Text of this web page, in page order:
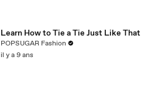
Learn How to Tie a Tie Just Like That
POPSUGAR Fashion
il y a 9 ans